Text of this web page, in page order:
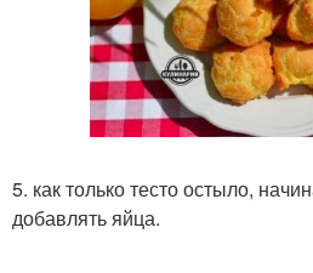
5. как только тесто остыло,
добавлять яйца.